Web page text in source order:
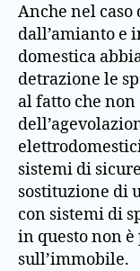
Anche nel
dall’amianto e
domestica
detrazione le
al fatto che
sistemi di
sostituzione di
con sistemi di
in questo non
sull’immobile.